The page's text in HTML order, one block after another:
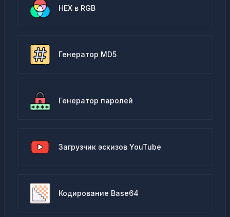
HEX в RGB
Генератор MD5
Генератор паролей
Загрузчик эскизов YouTube
Кодирование Base64